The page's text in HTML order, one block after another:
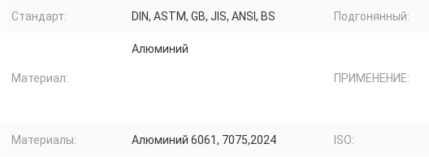
Стандарт: DIN, ASTM, GB, JIS, ANSI, BS Подгонянный:
Материал:
Алюминий
ПРИМЕНЕНИЕ:
Материалы: Алюминий 6061, 7075,2024 ISO: